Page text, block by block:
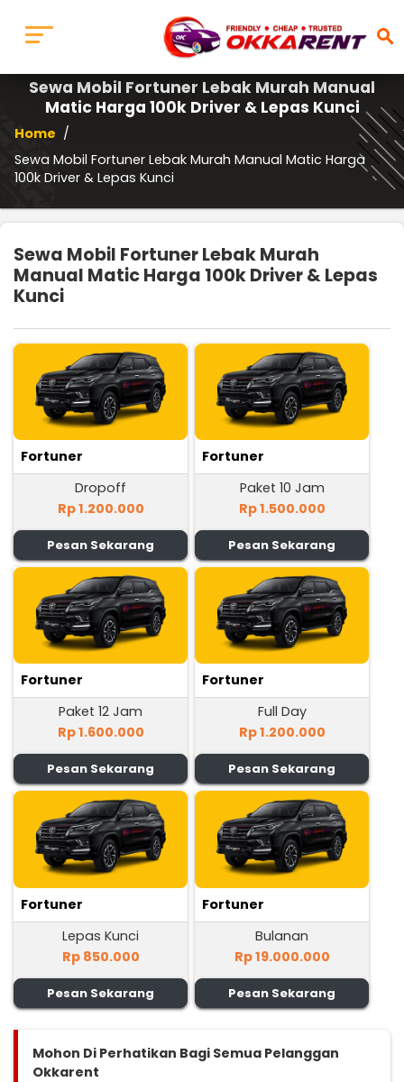
search
Sewa Mobil Fortuner Lebak Murah Manual
Matic Harga 100k Driver & Lepas Kunci
Home /
Sewa Mobil Fortuner Lebak Murah Manual Matic Harga
100k Driver & Lepas Kunci
Sewa Mobil Fortuner Lebak Murah
Manual Matic Harga 100k Driver & Lepas
Kunci
Fortuner
Dropoff
Rp 1.200.000
Pesan Sekarang
Fortuner
Paket 10 Jam
Rp 1.500.000
Pesan Sekarang
Fortuner
Paket 12 Jam
Rp 1.600.000
Pesan Sekarang
Fortuner
Full Day
Rp 1.200.000
Pesan Sekarang
Fortuner
Lepas Kunci
Rp 850.000
Pesan Sekarang
Fortuner
Bulanan
Rp 19.000.000
Pesan Sekarang
Mohon Di Perhatikan Bagi Semua Pelanggan
Okkarent